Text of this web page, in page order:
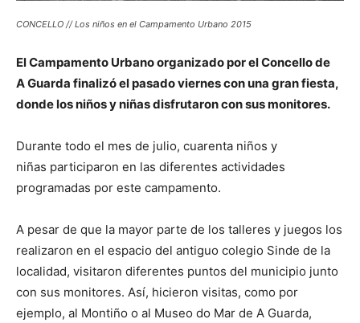
CONCELLO // Los niños en el Campamento Urbano 2015
El Campamento Urbano organizado por el Concello de
A Guarda finalizó el pasado viernes con una gran fiesta,
donde los niños y niñas disfrutaron con sus monitores.
Durante todo el mes de julio, cuarenta niños y
niñas participaron en las diferentes actividades
programadas por este campamento.
A pesar de que la mayor parte de los talleres y juegos los
realizaron en el espacio del antiguo colegio Sinde de la
localidad, visitaron diferentes puntos del municipio junto
con sus monitores. Así, hicieron visitas, como por
ejemplo, al Montiño o al Museo do Mar de A Guarda,